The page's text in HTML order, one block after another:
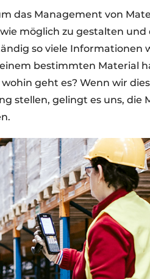
das Management von
möglich zu gestalten und
so viele Informationen
bestimmten Material
geht es? Wenn wir
stellen, gelingt es uns, die